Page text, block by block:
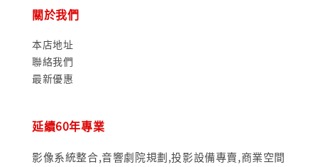
關於我們
本店地址
聯絡我們
最新優惠
延續60年專業
影像系統整合,音響劇院規劃,投影設備專賣,商業空間